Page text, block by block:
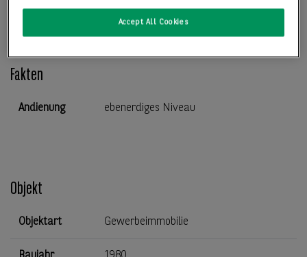
Fakten
Andienung ebenerdiges Niveau
Objekt
Objektart Gewerbeimmobilie
Accept All Cookies